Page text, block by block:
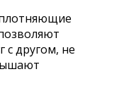
с другом, не